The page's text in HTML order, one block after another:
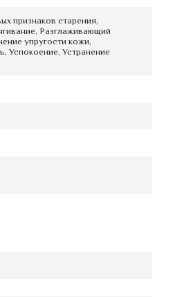
признаков старения,
Разглаживающий
упругости кожи,
Успокоение, Устранение